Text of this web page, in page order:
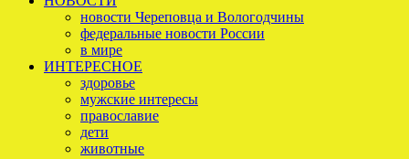
новости Череповца и Вологодчины
федеральные новости России
в мире
ИНТЕРЕСНОЕ
здоровье
мужские интересы
православие
дети
животные